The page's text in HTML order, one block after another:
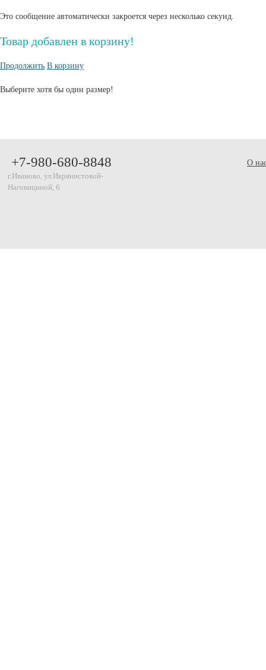
Это сообщение автоматически закроется через несколько секунд.
Товар добавлен в корзину!
Продолжить В корзину
Выберите хотя бы один размер!
+7-980-680-8848
г.Иваново, ул.Икрянистовой-
Наговициной, 6
О